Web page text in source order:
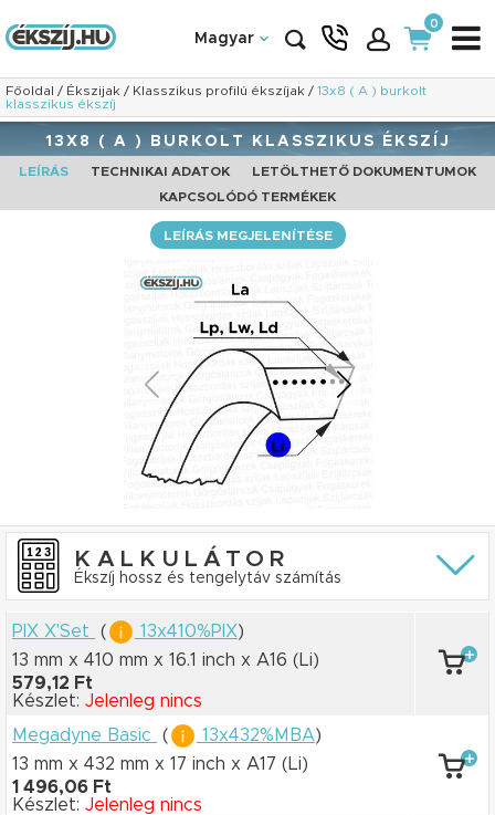
Magyar
0
Főoldal / Ékszijak / Klasszikus profilú ékszíjak / 13x8 ( A ) burkolt
klasszikus ékszíj
13X8 ( A ) BURKOLT KLASSZIKUS ÉKSZÍJ
LEÍRÁS TECHNIKAI ADATOK
LETÖLTHETŐ DOKUMENTUMOK
KAPCSOLÓDÓ TERMÉKEK
LEÍRÁS MEGJELENÍTÉSE
KALKULÁTOR
Ékszíj hossz és tengelytáv számítás
PIX X'Set ( 13x410%PIX)
13 mm x 410 mm x 16.1 inch x A16 (Li)
579,12 Ft
Készlet: Jelenleg nincs
Megadyne Basic
( 13x432%MBA)
13 mm x 432 mm x 17 inch x A17 (Li)
1 496,06 Ft
Készlet: Jelenleg nincs